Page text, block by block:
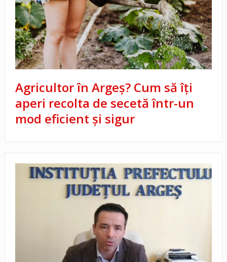
Agricultor în Argeș? Cum să îți
aperi recolta de secetă într-un
mod eficient și sigur